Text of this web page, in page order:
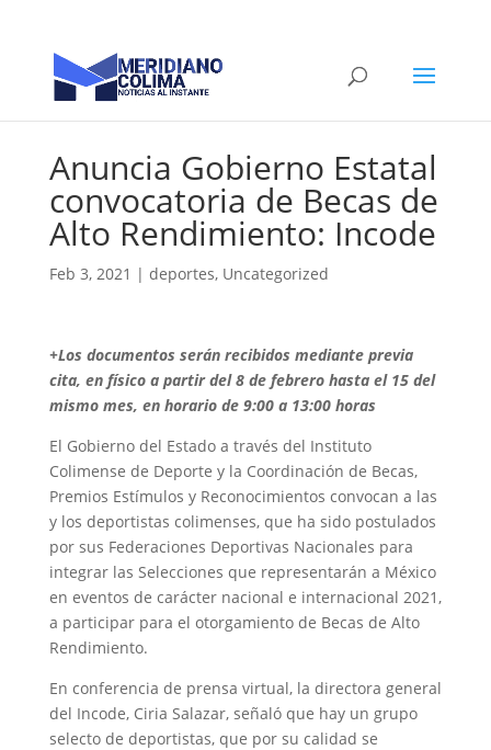
Anuncia Gobierno Estatal
convocatoria de Becas de
Alto Rendimiento: Incode
Feb 3, 2021 | deportes, Uncategorized
+Los documentos serán recibidos mediante previa
cita, en físico a partir del 8 de febrero hasta el 15 del
mismo mes, en horario de 9:00 a 13:00 horas
El Gobierno del Estado a través del Instituto
Colimense de Deporte y la Coordinación de Becas,
Premios Estímulos y Reconocimientos convocan a las
y los deportistas colimenses, que ha sido postulados
por sus Federaciones Deportivas Nacionales para
integrar las Selecciones que representarán a México
en eventos de carácter nacional e internacional 2021,
a participar para el otorgamiento de Becas de Alto
Rendimiento.
En conferencia de prensa virtual, la directora general
del Incode, Ciria Salazar, señaló que hay un grupo
selecto de deportistas, que por su calidad se